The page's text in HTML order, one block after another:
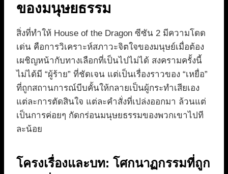
ของมนุษยธรรม
สิ่งที่ทำให้ House of the Dragon ซีซัน 2 มีความโดด
เด่น คือการวิเคราะห์สภาวะจิตใจของมนุษย์เมื่อต้อง
เผชิญหน้ากับทางเลือกที่เป็นไปไม่ได้ สงครามครั้งนี้
ไม่ได้มี “ผู้ร้าย” ที่ชัดเจน แต่เป็นเรื่องราวของ “เหยื่อ”
ที่ถูกสถานการณ์บีบคั้นให้กลายเป็นผู้กระทำเสียเอง
แต่ละการตัดสินใจ แต่ละคำสั่งที่เปล่งออกมา ล้วนแต่
เป็นการค่อยๆ กัดกร่อนมนุษยธรรมของพวกเขาไปที
ละน้อย
โครงเรื่องและบท: โศกนาฏกรรมที่ถูก